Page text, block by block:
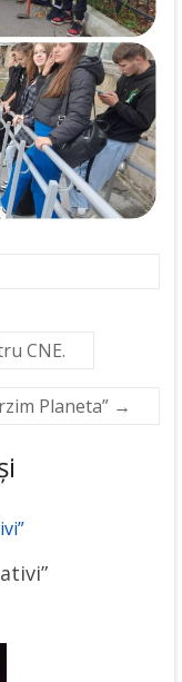
CNE.
Planeta” →